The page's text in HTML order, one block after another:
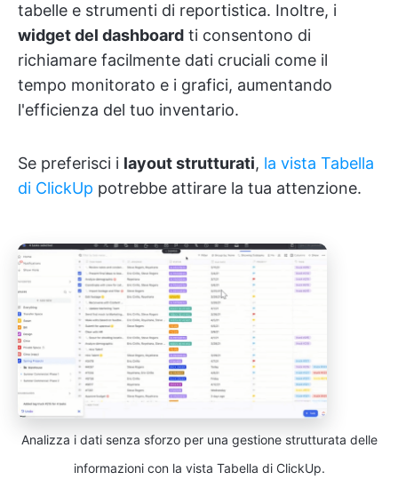
tabelle e strumenti di reportistica. Inoltre, i
widget del dashboard ti consentono di
richiamare facilmente dati cruciali come il
tempo monitorato e i grafici, aumentando
l'efficienza del tuo inventario.
Se preferisci i layout strutturati, la vista Tabella
di ClickUp potrebbe attirare la tua attenzione.
Analizza i dati senza sforzo per una gestione strutturata delle
informazioni con la vista Tabella di ClickUp.